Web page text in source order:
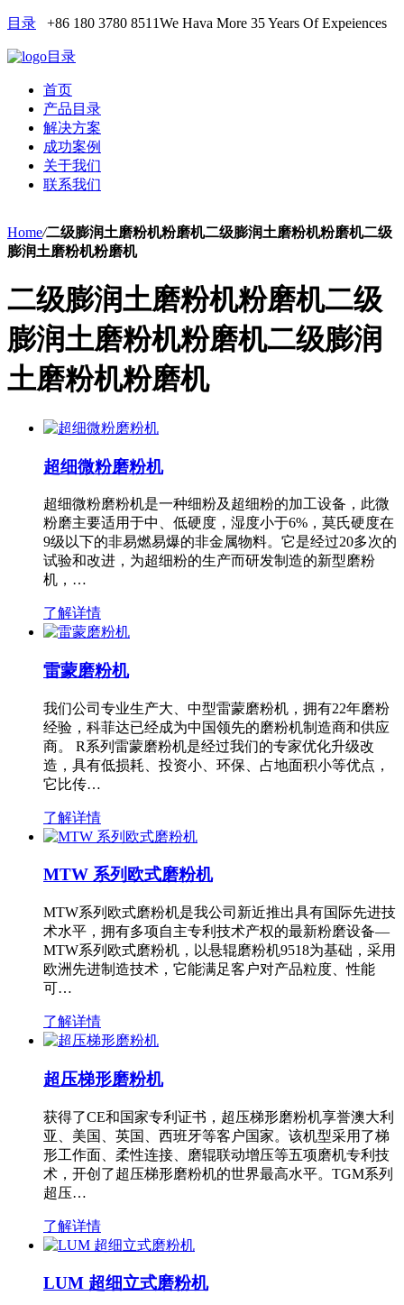
目录 +86 180 3780 8511We Hava More 35 Years Of Expeiences
目录
首页
产品目录
解决方案
成功案例
关于我们
联系我们
Home/二级膨润土磨粉机粉磨机二级膨润土磨粉机粉磨机二级
膨润土磨粉机粉磨机
二级膨润土磨粉机粉磨机二级
膨润土磨粉机粉磨机二级膨润
土磨粉机粉磨机
超细微粉磨粉机
超细微粉磨粉机是一种细粉及超细粉的加工设备，此微
粉磨主要适用于中、低硬度，湿度小于6%，莫氏硬度在
9级以下的非易燃易爆的非金属物料。它是经过20多次的
试验和改进，为超细粉的生产而研发制造的新型磨粉
机，…
了解详情
雷蒙磨粉机
我们公司专业生产大、中型雷蒙磨粉机，拥有22年磨粉
经验，科菲达已经成为中国领先的磨粉机制造商和供应
商。 R系列雷蒙磨粉机是经过我们的专家优化升级改
造，具有低损耗、投资小、环保、占地面积小等优点，
它比传…
了解详情
MTW 系列欧式磨粉机
MTW系列欧式磨粉机是我公司新近推出具有国际先进技
术水平，拥有多项自主专利技术产权的最新粉磨设备—
MTW系列欧式磨粉机，以悬辊磨粉机9518为基础，采用
欧洲先进制造技术，它能满足客户对产品粒度、性能
可…
了解详情
超压梯形磨粉机
获得了CE和国家专利证书，超压梯形磨粉机享誉澳大利
亚、美国、英国、西班牙等客户国家。该机型采用了梯
形工作面、柔性连接、磨辊联动增压等五项磨机专利技
术，开创了超压梯形磨粉机的世界最高水平。TGM系列
超压…
了解详情
LUM 超细立式磨粉机